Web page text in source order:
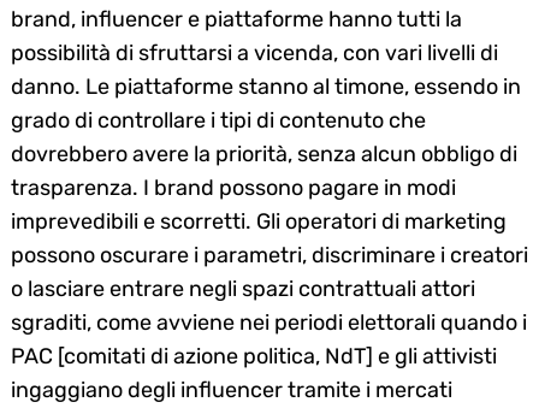
brand, influencer e piattaforme hanno tutti la
possibilità di sfruttarsi a vicenda, con vari livelli di
danno. Le piattaforme stanno al timone, essendo in
grado di controllare i tipi di contenuto che
dovrebbero avere la priorità, senza alcun obbligo di
trasparenza. I brand possono pagare in modi
imprevedibili e scorretti. Gli operatori di marketing
possono oscurare i parametri, discriminare i creatori
o lasciare entrare negli spazi contrattuali attori
sgraditi, come avviene nei periodi elettorali quando i
PAC [comitati di azione politica, NdT] e gli attivisti
ingaggiano degli influencer tramite i mercati